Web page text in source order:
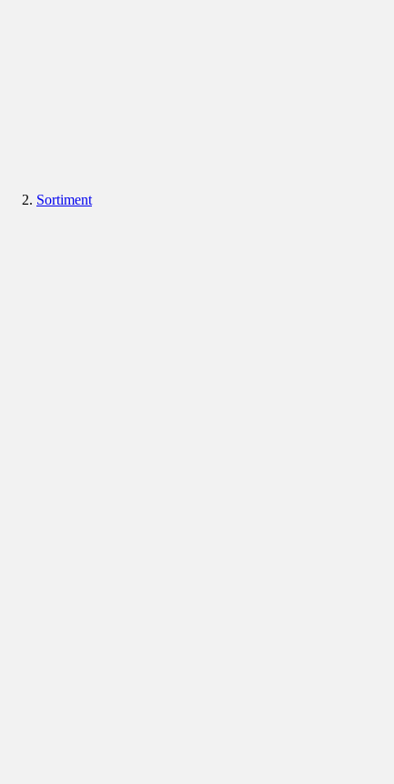
Sortiment